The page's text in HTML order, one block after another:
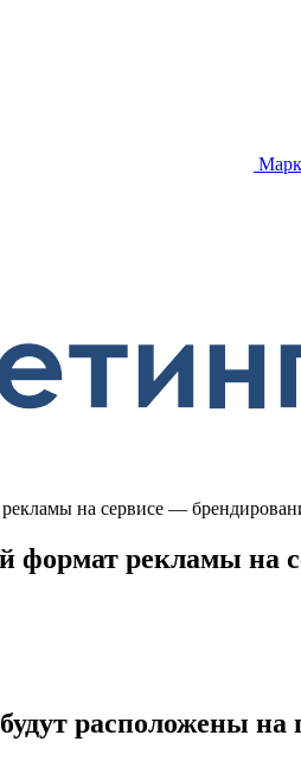
на сервисе —
формат рекламы на
расположены на